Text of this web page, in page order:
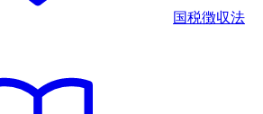
国税徴収法